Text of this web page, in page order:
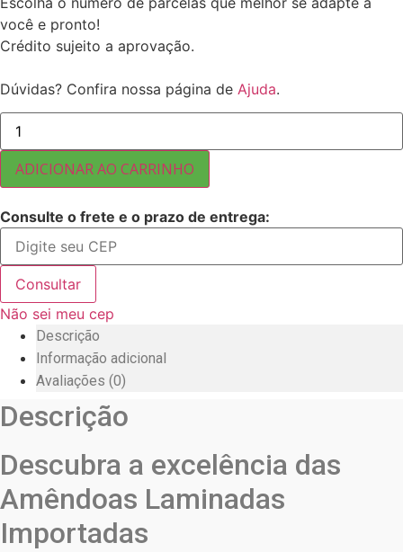
você e pronto!
Crédito sujeito a aprovação.
Dúvidas? Confira nossa página de Ajuda.
AMÊNDOA
LAMINADA
MARCA
AYDIN
IMPORTADA
05
quantidade
ADICIONAR AO CARRINHO
Consulte o frete e o prazo de entrega:
Consultar
Não sei meu cep
Descrição
Informação adicional
Avaliações (0)
Descrição
Descubra a excelência das
Amêndoas Laminadas
Importadas